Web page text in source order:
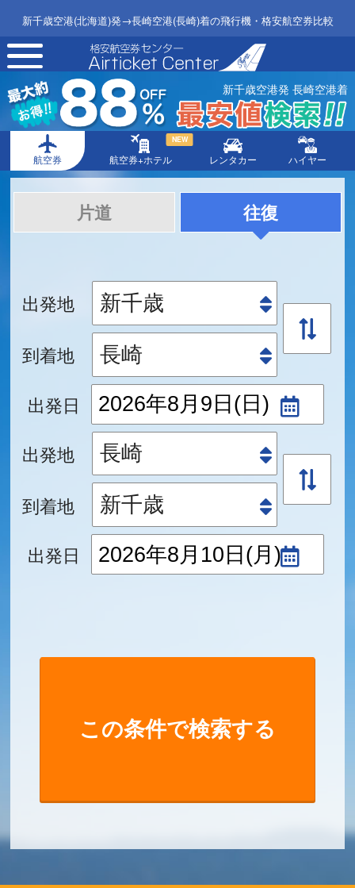
新千歳空港(北海道)発→長崎空港(長崎)着の飛行機・格安航空券比較
toggle
navigation
新千歳空港発 長崎空港着
航空券 航空券+ホテル
NEW
レンタカー ハイヤー
片道 往復
出発地
到着地
出発日
出発地
到着地
出発日